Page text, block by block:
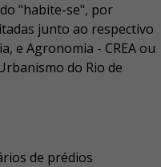
"habite-se", por
junto ao respectivo
e Agronomia - CREA ou
do Rio de
de prédios